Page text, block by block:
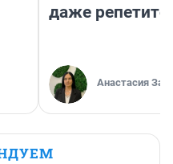
даже
Анастасия